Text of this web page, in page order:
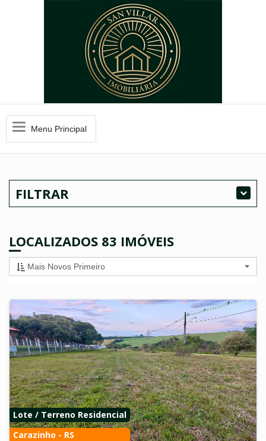
MenuMenu Principal
FILTRAR
LOCALIZADOS 83 IMÓVEIS
Mais Novos Primeiro
Lote / Terreno Residencial
Carazinho - RS